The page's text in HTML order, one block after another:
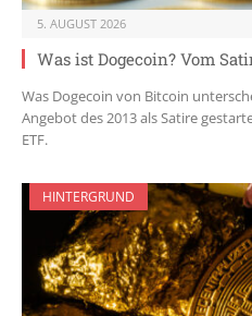
5. AUGUST 2026
Was ist Dogecoin? Vom
Was Dogecoin von Bitcoin
Angebot des 2013 als Satire
ETF.
HINTERGRUND